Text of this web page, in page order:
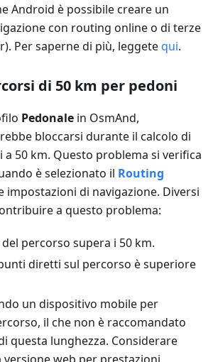
Android è possibile creare un
con routing online o di terze
Per saperne di più, leggetequi.
di 50 km per pedoni
Pedonale in OsmAnd,
bloccarsi durante il calcolo di
50 km. Questo problema si verifica
è selezionato il Routing
impostazioni di navigazione. Diversi
a questo problema:
percorso supera i 50 km.
diretti sul percorso è superiore
un dispositivo mobile per
il che non è raccomandato
questa lunghezza. Considerare